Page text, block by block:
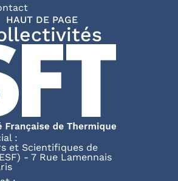
de page
HAUT DE PAGE
:
et Scientifiques de
- 7 Rue Lamennais